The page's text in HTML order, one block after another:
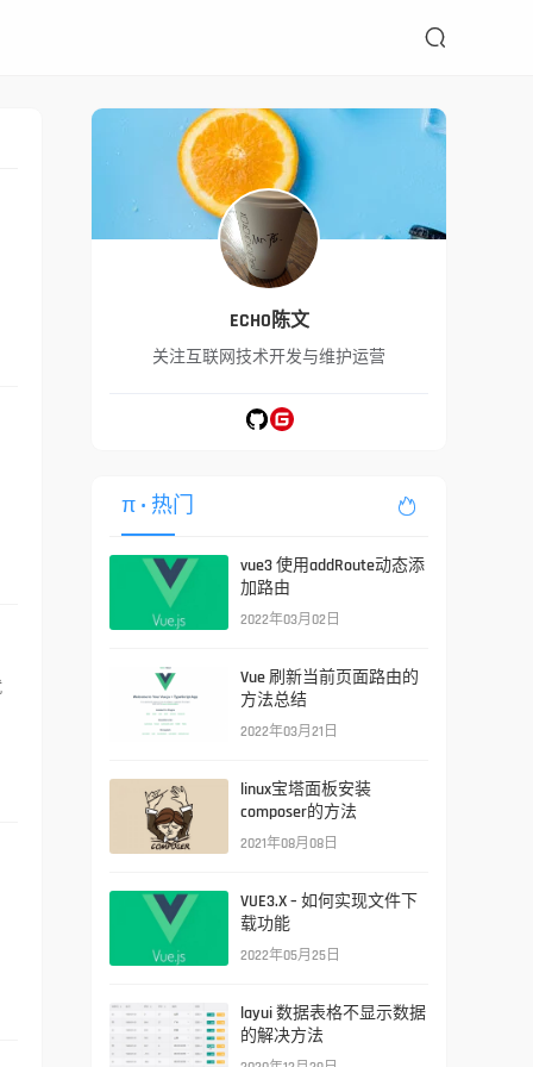

ECHO陈文
关注互联网技术开发与维护运营
π • 热门 
vue3 使用addRoute动态添
加路由
2022年03月02日
Vue 刷新当前页面路由的
方法总结
2022年03月21日
linux宝塔面板安装
composer的方法
2021年08月08日
VUE3.X – 如何实现文件下
载功能
2022年05月25日
layui 数据表格不显示数据
的解决方法